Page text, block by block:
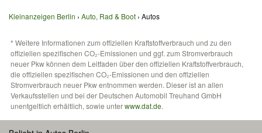
Kleinanzeigen Berlin Auto, Rad & Boot Autos
* Weitere Informationen zum offiziellen Kraftstoffverbrauch und zu den
offiziellen spezifischen CO₂-Emissionen und ggf. zum Stromverbrauch
neuer Pkw können dem Leitfaden über den offiziellen Kraftstoffverbrauch,
die offiziellen spezifischen CO₂-Emissionen und den offiziellen
Stromverbrauch neuer Pkw entnommen werden. Dieser ist an allen
Verkaufsstellen und bei der Deutschen Automobil Treuhand GmbH
unentgeltlich erhältlich, sowie unterwww.dat.de.